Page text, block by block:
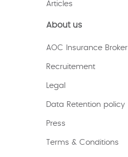
Articles
About us
AOC Insurance Broker
Recruitement
Legal
Data Retention policy
Press
Terms & Conditions